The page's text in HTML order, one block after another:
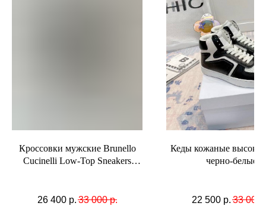
Кроссовки мужские Brunello
Cucinelli Low-Top Sneakers
26 400 р. 33 000 р.
Кеды кожаные
черно-белые
22 500 р. 33 000